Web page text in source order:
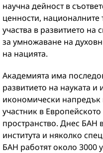
научна дейност в
ценности, националните
участва в развитието на
за умножаване на
на нацията.
Академията има
развитието на науката и
икономически напредък
участник в
пространство. Днес БАН
института и няколко
БАН работят около 3000